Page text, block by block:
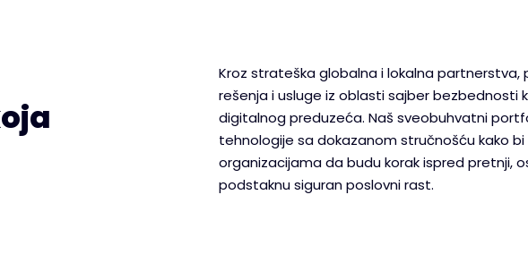
Kroz strateška globalna i lokalna partnerstva,
rešenja i usluge iz oblasti sajber bezbednosti
digitalnog preduzeća. Naš sveobuhvatni
tehnologije sa dokazanom stručnošću kako
organizacijama da budu korak ispred pretnji,
podstaknu siguran poslovni rast.